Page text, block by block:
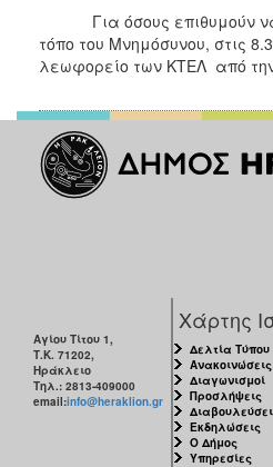
Για όσους επιθυμούν
τόπο του Μνημόσυνου, στις
λεωφορείο των ΚΤΕΛ από
Αγίου Τίτου 1,
Τ.Κ. 71202,
Ηράκλειο
Τηλ.: 2813-409000
email:info@heraklion.gr
Χάρτης
Δελτία Τύπου
Ανακοινώσεις
Διαγωνισμοί
Προσλήψεις
Εκδηλώσεις
Ο Δήμος
Υπηρεσίες